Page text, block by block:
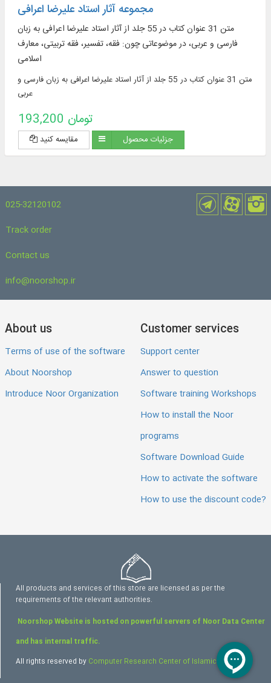
مجموعه آثار استاد علیرضا اعرافی
متن 31 عنوان کتاب در 55 جلد از آثار استاد علیرضا اعرافی به زبان
فارسی و عربی، در موضوعاتی چون: فقه، تفسیر، فقه تربیتی، معارف
اسلامی
متن 31 عنوان کتاب در 55 جلد از آثار استاد علیرضا اعرافی به زبان فارسی و
عربی
193,200 تومان
مقایسه کنید جزئیات محصول
025-32120102
Track order
Contact us
info@noorshop.ir
About us
Terms of use of the software
About Noorshop
Introduce Noor Organization
Customer services
Support center
Answer to question
Software training Workshops
How to install the Noor
programs
Software Download Guide
How to activate the software
How to use the discount code?
All products and services of this store are licensed as per the
requirements of the relevant authorities.
Noorshop Website is hosted on powerful servers of Noor Data Center
and has internal traffic.
All rights reserved by Computer Research Center of Islamic Sciences